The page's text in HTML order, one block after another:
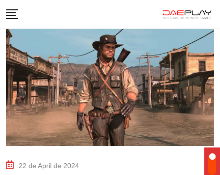
22 de April de 2024